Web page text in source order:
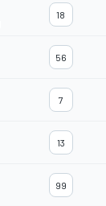
18
56
7
13
99